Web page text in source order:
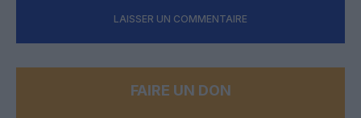
LAISSER UN COMMENTAIRE
FAIRE UN DON